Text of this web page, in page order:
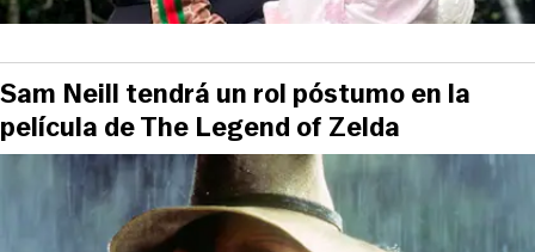
Sam Neill tendrá un rol póstumo en la
película de The Legend of Zelda